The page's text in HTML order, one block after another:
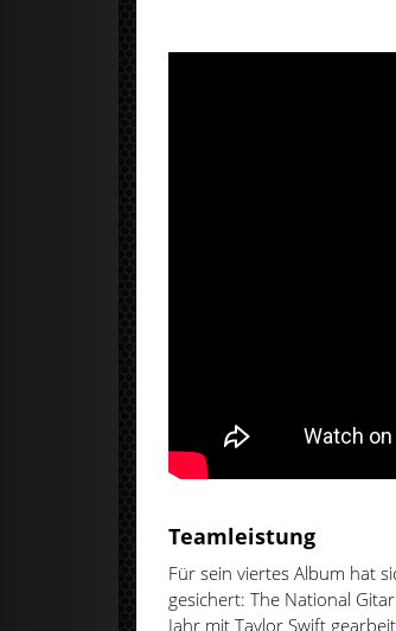
Teamleistung
Für sein viertes Album hat
gesichert: The National
Jahr mit Taylor Swift